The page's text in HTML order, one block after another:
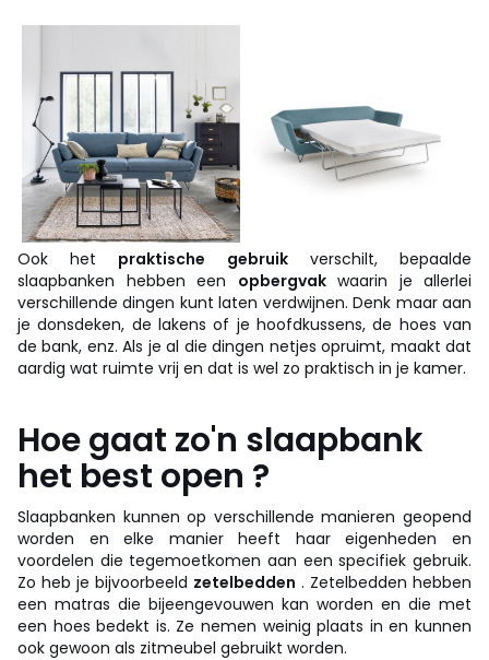
Ook het praktische gebruikverschilt, bepaalde
slaapbanken hebben een opbergvakwaarin je allerlei
verschillende dingen kunt laten verdwijnen. Denk maar aan
je donsdeken, de lakens of je hoofdkussens, de hoes van
de bank, enz. Als je al die dingen netjes opruimt, maakt dat
aardig wat ruimte vrij en dat is wel zo praktisch in je kamer.
Hoe gaat zo'n slaapbank
het best open ?
Slaapbanken kunnen op verschillende manieren geopend
worden en elke manier heeft haar eigenheden en
voordelen die tegemoetkomen aan een specifiek gebruik.
Zo heb je bijvoorbeeld zetelbedden . Zetelbedden hebben
een matras die bijeengevouwen kan worden en die met
een hoes bedekt is. Ze nemen weinig plaats in en kunnen
ook gewoon als zitmeubel gebruikt worden.